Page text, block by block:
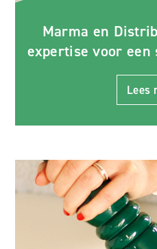
Marma en
expertise voor een
Lees